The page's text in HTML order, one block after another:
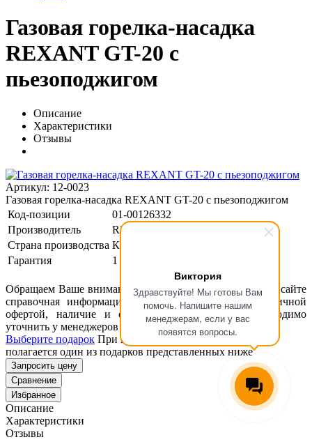
Виктория
Здравствуйте! Мы готовы Вам
помочь. Напишите нашим
менеджерам, если у вас
появятся вопросы.
Газовая горелка-насадка
REXANT GT-20 с
пьезоподжигом
Описание
Характеристики
Отзывы
Артикул: 12-0023
Газовая горелка-насадка REXANT GT-20 с пьезоподжигом
Код-позиции
01-00126332
Производитель
REXANT
Страна производства Китай
Гарантия
1 год
Обращаем Ваше внимание, что размещенная на данном сайте
справочная информация о товарах не является публичной
офертой, наличие и стоимость оборудования необходимо
уточнить у менеджеров ООО "Концепт Технологии".
Выберите подарок При покупке данного товара вам
полагается один из подарков представленных ниже
Запросить цену
Сравнение
Избранное
Описание
Характеристики
Отзывы